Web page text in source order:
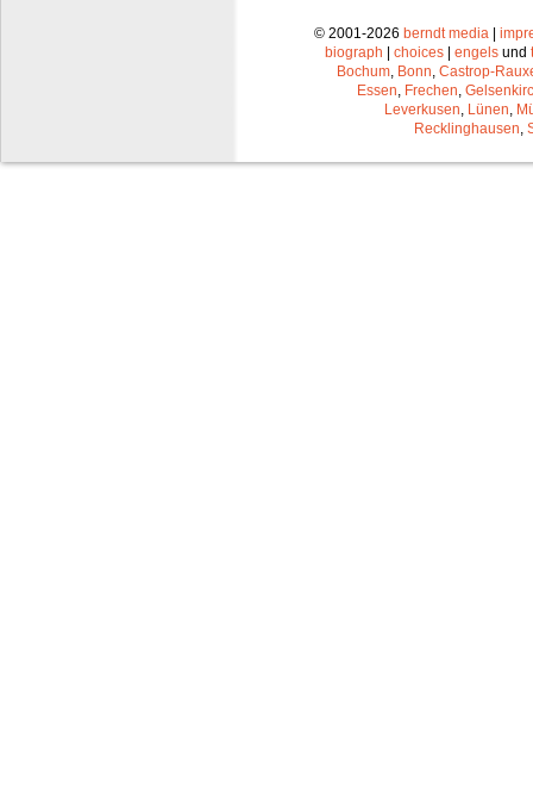
© 2001-2026 berndt media |
biograph | choices | engels und
Bochum Bonn Castrop-
Essen Frechen
Leverkusen Lünen
Recklinghausen